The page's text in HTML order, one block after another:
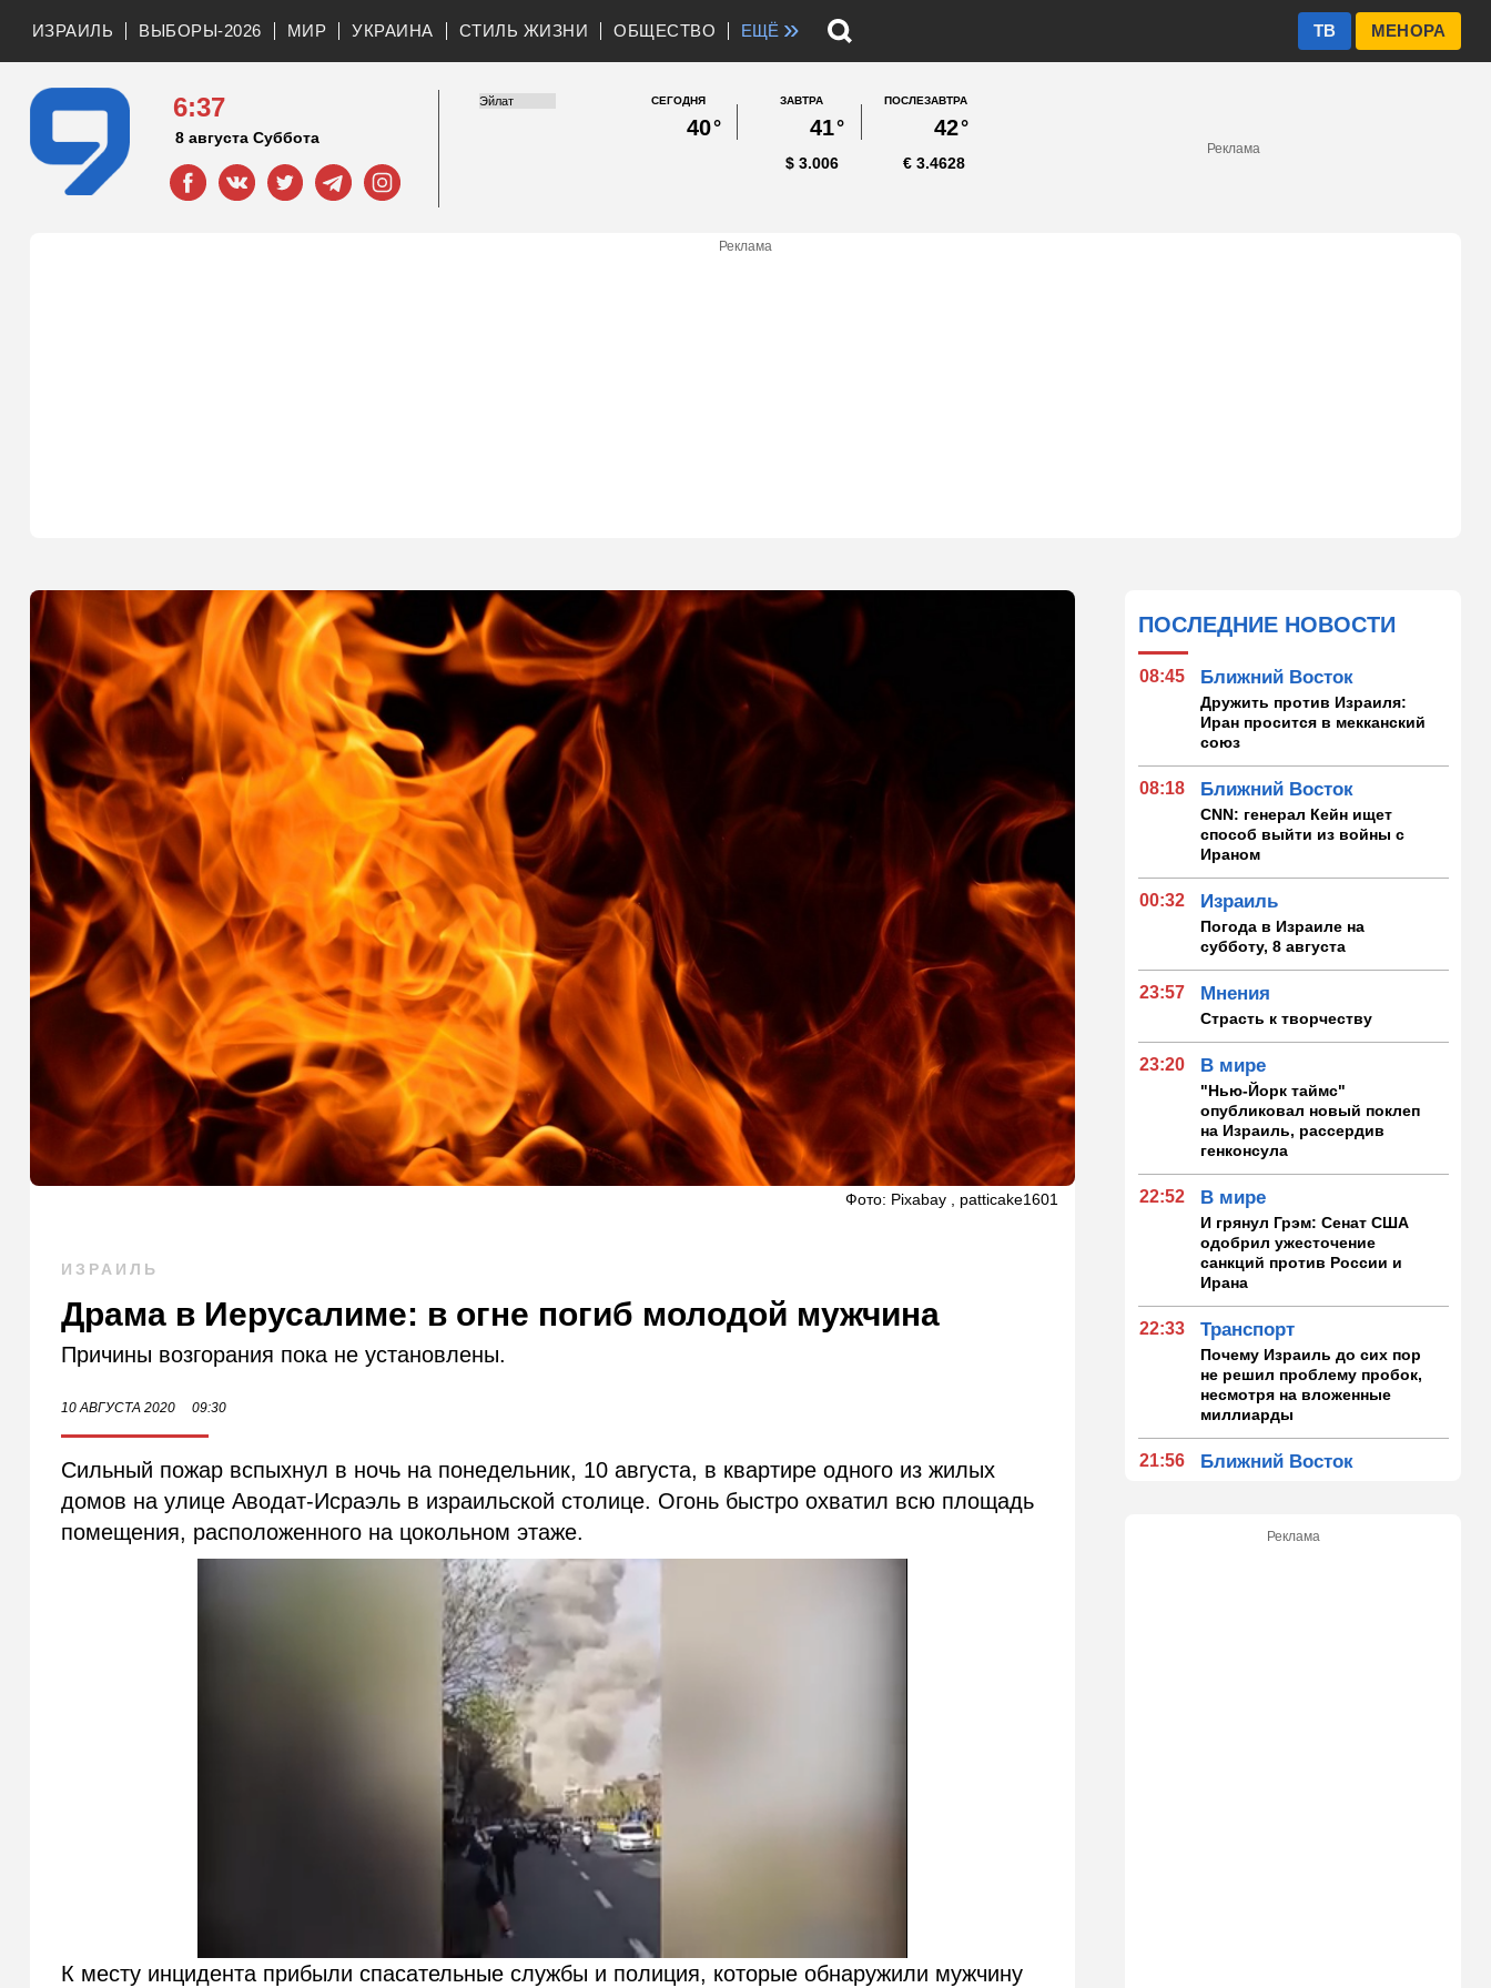
ИЗРАИЛЬ ВЫБОРЫ-2026 МИР УКРАИНА СТИЛЬ ЖИЗНИ ОБЩЕСТВО ЕЩЁ » МЕНОРА
ТВ
6:37
8 августа Суббота
СЕГОДНЯ
40°
ЗАВТРА
41°
ПОСЛЕЗАВТРА
42°
3.006
$ 3.4628
€
Реклама
Реклама
Фото: Pixabay , patticake1601
ИЗРАИЛЬ
Драма в Иерусалиме: в огне погиб молодой мужчина
Причины возгорания пока не установлены.
10 АВГУСТА 2020 09:30
Сильный пожар вспыхнул в ночь на понедельник, 10 августа, в квартире одного из жилых
домов на улице Аводат-Исраэль в израильской столице. Огонь быстро охватил всю площадь
помещения, расположенного на цокольном этаже.
К месту инцидента прибыли спасательные службы и полиция, которые обнаружили мужчину
ПОСЛЕДНИЕ НОВОСТИ
08:45 Ближний Восток
Дружить против Израиля:
Иран просится в мекканский
союз
08:18 Ближний Восток
CNN: генерал Кейн ищет
способ выйти из войны с
Ираном
00:32 Израиль
Погода в Израиле на
субботу, 8 августа
23:57 Мнения
Страсть к творчеству
23:20 В мире
"Нью-Йорк таймс"
опубликовал новый поклеп
на Израиль, рассердив
генконсула
22:52 В мире
И грянул Грэм: Сенат США
одобрил ужесточение
санкций против России и
Ирана
22:33 Транспорт
Почему Израиль до сих пор
не решил проблему пробок,
несмотря на вложенные
миллиарды
21:56 Ближний Восток
Реклама